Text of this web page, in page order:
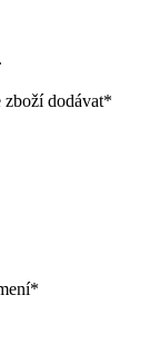
zboží dodávat*
*